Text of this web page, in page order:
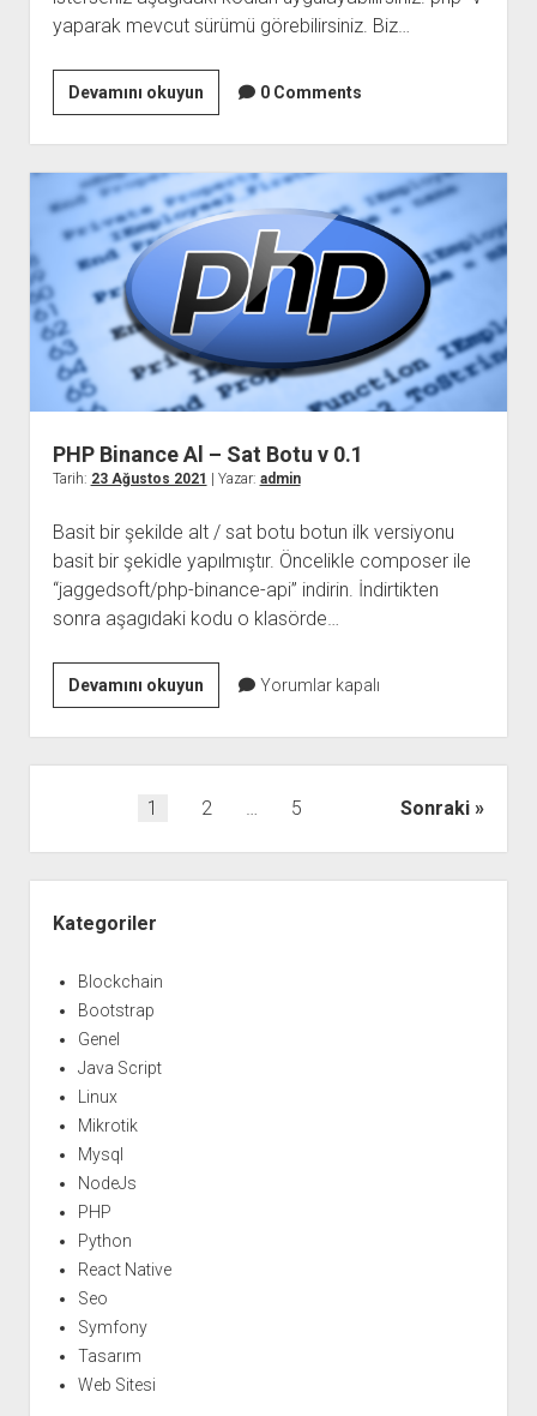
yaparak mevcut sürümü görebilirsiniz. Biz…
Devamını okuyunUbuntu
PHP
Versiyon
Seçimi
0 Comments
PHP Binance Al – Sat Botu v 0.1
Tarih: 23 Ağustos 2021 | Yazar: admin
Basit bir şekilde alt / sat botu botun ilk versiyonu
basit bir şekidle yapılmıştır. Öncelikle composer ile
“jaggedsoft/php-binance-api” indirin. İndirtikten
sonra aşagıdaki kodu o klasörde…
Devamını okuyunPHP
Binance
Al
–
Sat
v
0.1
Yorumlar kapalı
1 2 … 5 Sonraki
Menü
Kategoriler
Blockchain
Bootstrap
Genel
Java Script
Linux
Mikrotik
Mysql
NodeJs
PHP
Python
React Native
Seo
Symfony
Tasarım
Web Sitesi